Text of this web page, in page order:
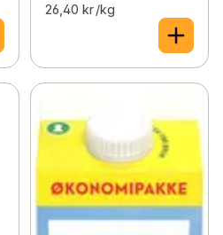
26,40 kr /kg